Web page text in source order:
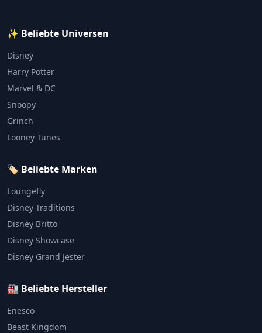
✨ Beliebte Universen
Disney
Harry Potter
Marvel & DC
Snoopy
Grinch
Looney Tunes
🏷️ Beliebte Marken
Loungefly
Disney Traditions
Disney Britto
Disney Showcase
Disney Grand Jester
🏭 Beliebte Hersteller
Enesco
Beast Kingdom